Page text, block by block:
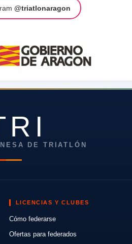
@triatlonaragon
DE TRIATLÓN
LICENCIAS Y CLUBES
Cómo federarse
Ofertas para federados